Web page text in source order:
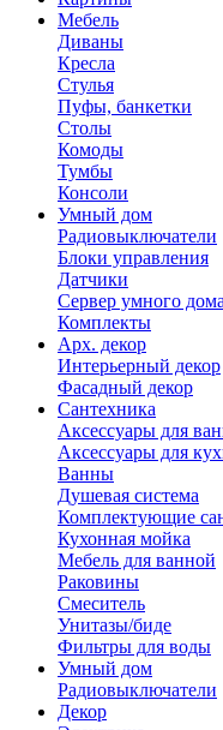
Мебель
Диваны
Кресла
Стулья
Пуфы, банкетки
Столы
Комоды
Тумбы
Консоли
Умный дом
Радиовыключатели
Блоки управления
Датчики
Сервер умного дома
Комплекты
Арх. декор
Интерьерный декор
Фасадный декор
Сантехника
Аксессуары для
Аксессуары для
Ванны
Душевая система
Комплектующие
Кухонная мойка
Мебель для ванной
Раковины
Смеситель
Унитазы/биде
Фильтры для воды
Умный дом
Радиовыключатели
Декор